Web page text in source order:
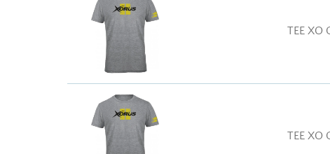
TEE XO
TEE XO